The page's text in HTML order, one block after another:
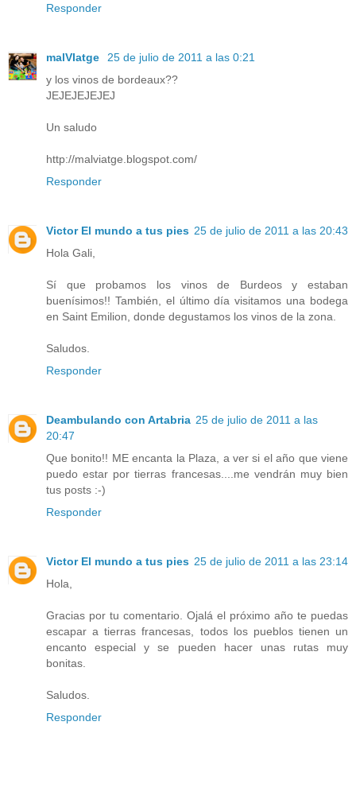
Responder
malVIatge
25 de julio de 2011 a las 0:21
y los vinos de bordeaux??
JEJEJEJEJEJ
Un saludo
http://malviatge.blogspot.com/
Responder
Victor El mundo a tus pies 25 de julio de 2011 a las 20:43
Hola Gali,
Sí que probamos los vinos de Burdeos y estaban
buenísimos!! También, el último día visitamos una bodega
en Saint Emilion, donde degustamos los vinos de la zona.
Saludos.
Responder
Deambulando con Artabria 25 de julio de 2011 a las
20:47
Que bonito!! ME encanta la Plaza, a ver si el año que viene
puedo estar por tierras francesas....me vendrán muy bien
tus posts :-)
Responder
Victor El mundo a tus pies 25 de julio de 2011 a las 23:14
Hola,
Gracias por tu comentario. Ojalá el próximo año te puedas
escapar a tierras francesas, todos los pueblos tienen un
encanto especial y se pueden hacer unas rutas muy
bonitas.
Saludos.
Responder